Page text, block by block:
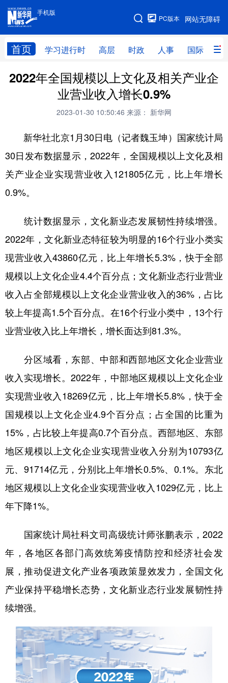
手机版
网站无障碍
PC版本
首页 学习进行时 高层 时政 人事 国际 财
手机版
网站地图
学习进行时 高层 时政 人事
财经 网评
全球连线
科技 科创 量子 体育
文化 书画 健康 军事
食品 人居 信息化 数字经济
学术中国 乡村振兴 银龄 溯源中国
彩票 娱乐 时尚 悦读
公益 一带一路 亚太网 上市公司
文化产业
地方频道
北京 天津 河北 山西
辽宁 吉林 上海 江苏
浙江 安徽 福建 江西
山东 河南 湖北
四川
多语种频道
English
Русский язык 日本語
Deutsch Português
2022年全国规模以上文化及相关产业企
业营业收入增长0.9%
2023-01-30 10:50:46 来源： 新华网
新华社北京1月30日电（记者魏玉坤）国家统计局
30日发布数据显示，2022年，全国规模以上文化及相
关产业企业实现营业收入121805亿元，比上年增长
0.9%。
统计数据显示，文化新业态发展韧性持续增强。
2022年，文化新业态特征较为明显的16个行业小类实
现营业收入43860亿元，比上年增长5.3%，快于全部
规模以上文化企业4.4个百分点；文化新业态行业营业
收入占全部规模以上文化企业营业收入的36%，占比
较上年提高1.5个百分点。在16个行业小类中，13个行
业营业收入比上年增长，增长面达到81.3%。
分区域看，东部、中部和西部地区文化企业营业
收入实现增长。2022年，中部地区规模以上文化企业
实现营业收入18269亿元，比上年增长5.8%，快于全
国规模以上文化企业4.9个百分点；占全国的比重为
15%，占比较上年提高0.7个百分点。西部地区、东部
地区规模以上文化企业实现营业收入分别为10793亿
元、91714亿元，分别比上年增长0.5%、0.1%。东北
地区规模以上文化企业实现营业收入1029亿元，比上
年下降1%。
国家统计局社科文司高级统计师张鹏表示，2022
年，各地区各部门高效统筹疫情防控和经济社会发
展，推动促进文化产业各项政策显效发力，全国文化
产业保持平稳增长态势，文化新业态行业发展韧性持
续增强。